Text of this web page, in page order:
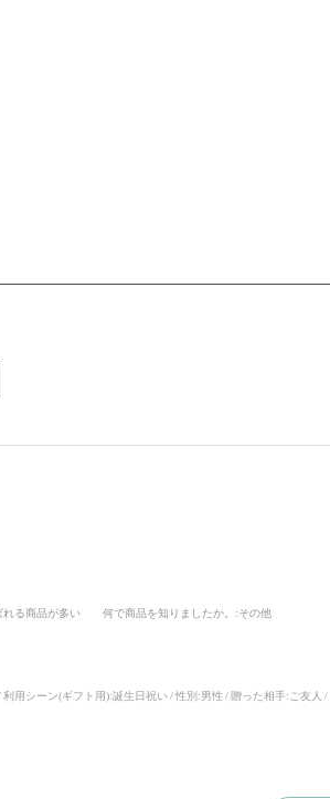
れる商品が多い 何で商品を知りましたか。 :その他
利用シーン(ギフト用):誕生日祝い 性別:男性 贈った相手: ご友人